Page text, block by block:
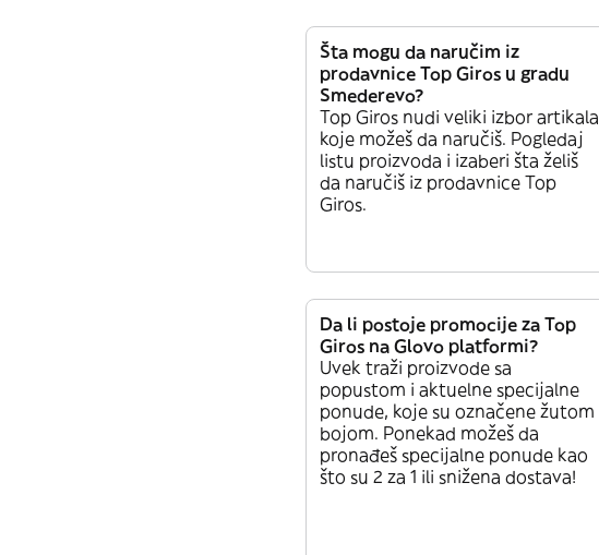
Šta mogu da naručim iz
prodavnice Top Giros u gradu
Smederevo?
Top Giros nudi veliki izbor artikala
koje možeš da naručiš. Pogledaj
listu proizvoda i izaberi šta želiš
da naručiš iz prodavnice Top
Giros.
Da li postoje promocije za Top
Giros na Glovo platformi?
Uvek traži proizvode sa
popustom i aktuelne specijalne
ponude, koje su označene žutom
bojom. Ponekad možeš da
pronađeš specijalne ponude kao
što su 2 za 1 ili snižena dostava!